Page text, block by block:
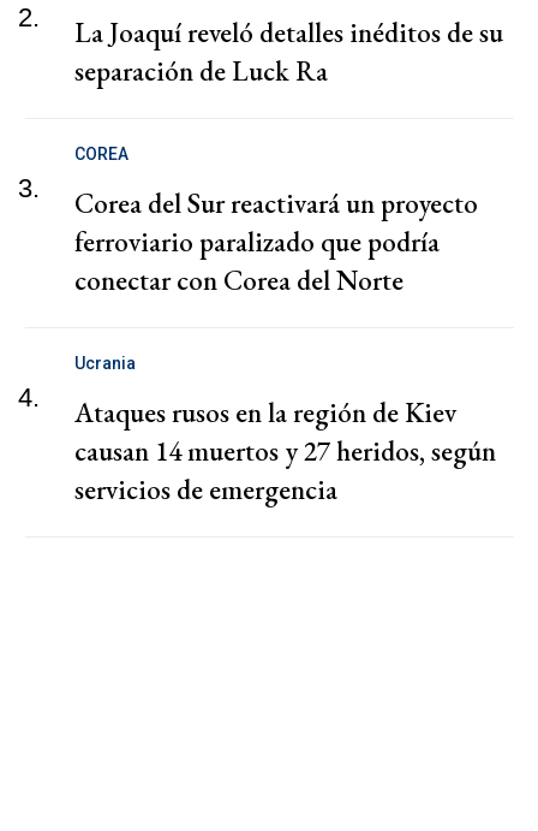
2.
La Joaquí reveló detalles inéditos de su
separación de Luck Ra
3.
COREA
Corea del Sur reactivará un proyecto
ferroviario paralizado que podría
conectar con Corea del Norte
4.
Ucrania
Ataques rusos en la región de Kiev
causan 14 muertos y 27 heridos, según
servicios de emergencia